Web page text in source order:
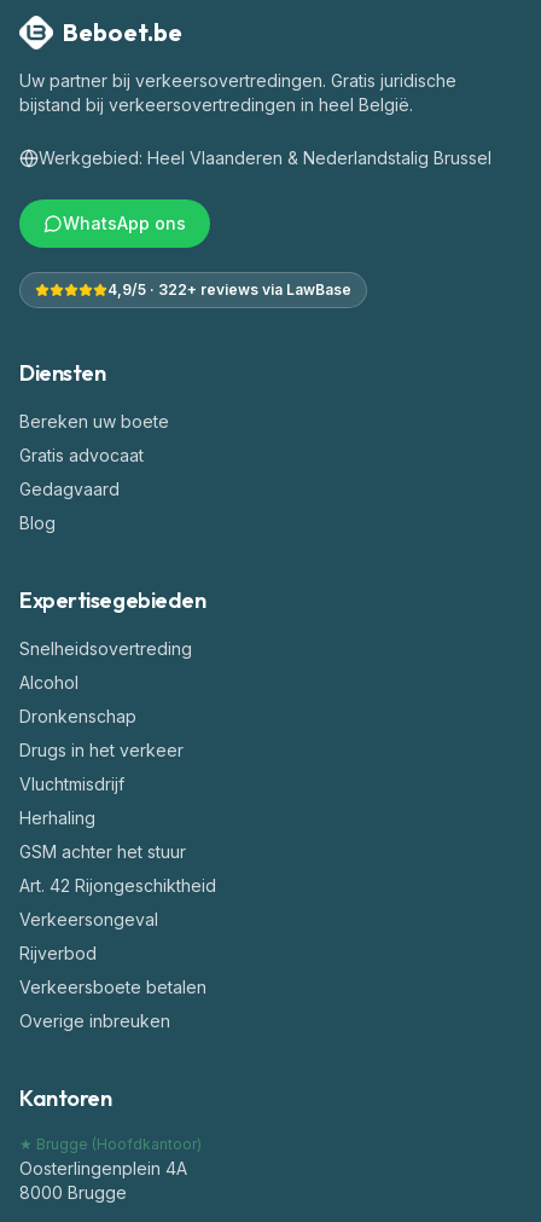
Beboet.be
Uw partner bij verkeersovertredingen. Gratis juridische
bijstand bij verkeersovertredingen in heel België.
Werkgebied: Heel Vlaanderen & Nederlandstalig Brussel
WhatsApp ons
4,9/5 · 322+ reviews via LawBase
Diensten
Bereken uw boete
Gratis advocaat
Gedagvaard
Blog
Expertisegebieden
Snelheidsovertreding
Alcohol
Dronkenschap
Drugs in het verkeer
Vluchtmisdrijf
Herhaling
GSM achter het stuur
Art. 42 Rijongeschiktheid
Verkeersongeval
Rijverbod
Verkeersboete betalen
Overige inbreuken
Kantoren
★ Brugge (Hoofdkantoor)
Oosterlingenplein 4A
8000 Brugge